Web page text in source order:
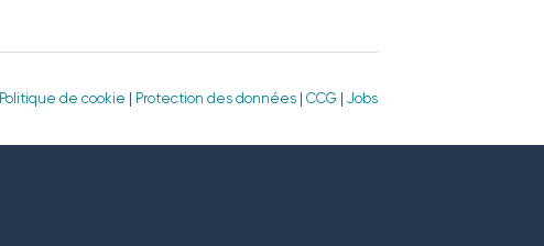
Politique de cookie Protection des données| CCG Jobs